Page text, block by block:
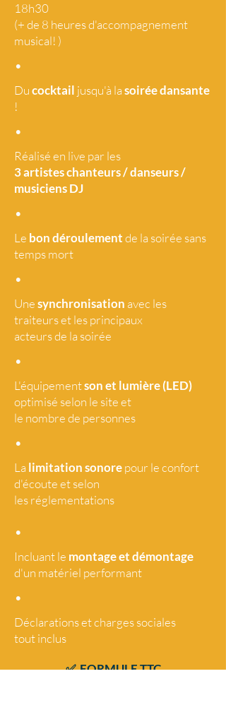
18h30
(+ de 8 heures d'accompagnement
musical! )
•
Ducocktail jusqu'à lasoirée dansante
!
•
Réalisé en live par les
3 artisteschanteurs / danseurs /
musiciens DJ
•
Le bon déroulementde la soirée sans
temps mort
•
Unesynchronisation avec les
traiteurs et les principaux
acteurs de la soirée
•
L'équipementson et lumière (LED)
optimisé selon le site et
le nombre de personnes
•
La limitation sonorepour le confort
d'écoute et selon
les réglementations
•
Incluant le montage et démontage
d'un matériel performant
•
Déclarations et charges sociales
toutinclus
✅ FORMULE TTC